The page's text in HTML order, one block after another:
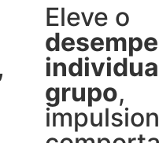
Eleve o
grupo,